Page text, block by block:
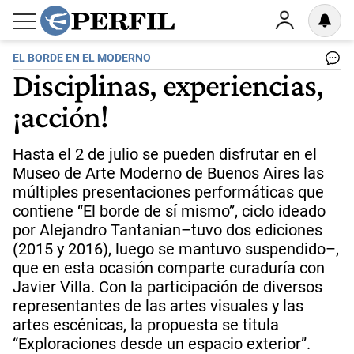
EL BORDE EN EL MODERNO
Disciplinas, experiencias,
¡acción!
Hasta el 2 de julio se pueden disfrutar en el
Museo de Arte Moderno de Buenos Aires las
múltiples presentaciones performáticas que
contiene “El borde de sí mismo”, ciclo ideado
por Alejandro Tantanian–tuvo dos ediciones
(2015 y 2016), luego se mantuvo suspendido–,
que en esta ocasión comparte curaduría con
Javier Villa. Con la participación de diversos
representantes de las artes visuales y las
artes escénicas, la propuesta se titula
“Exploraciones desde un espacio exterior”.